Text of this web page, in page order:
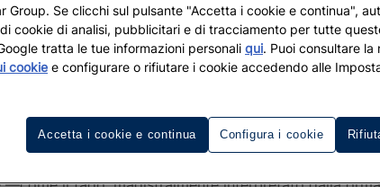
il vostro hotel a
tante emozioni come Lisbona. Per la bellezza
Group. Se clicchi sul pulsante "Accetta i cookie e continua",
cookie di analisi, pubblicitari e di tracciamento per tutte
tratta le tue informazioni personali qui. Puoi consultare la
cookie e configurare o rifiutare i cookie accedendo alle
Configura i cookie
Accetta i cookie e continua